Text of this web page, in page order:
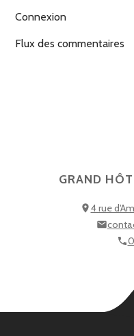
Connexion
Flux des commentaires
GRAND
4 rue